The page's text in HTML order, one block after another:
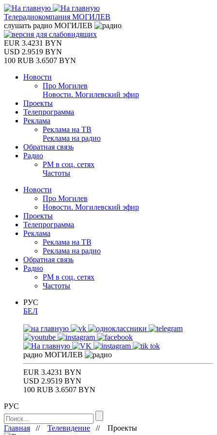
Телерадиокомпания МОГИЛЕВ
слушать радио МОГИЛЕВ
EUR 3.4231 BYN
USD 2.9519 BYN
100 RUB 3.6507 BYN
Новости
Про Могилев
Новости. Могилевский эфир
Проекты
Телепрограмма
Реклама
Реклама на ТВ
Реклама на радио
Обратная связь
Радио
РМ в соц. сетях
Частоты
Новости
Про Могилев
Новости. Могилевский эфир
Проекты
Телепрограмма
Реклама
Реклама на ТВ
Реклама на радио
Обратная связь
Радио
РМ в соц. сетях
Частоты
РУС
БЕЛ
радио МОГИЛЕВ
EUR 3.4231 BYN
USD 2.9519 BYN
100 RUB 3.6507 BYN
РУС
Главная // Телевидение // Проекты